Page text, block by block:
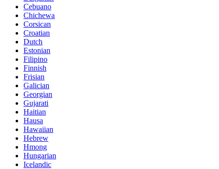
Cebuano
Chichewa
Corsican
Croatian
Dutch
Estonian
Filipino
Finnish
Frisian
Galician
Georgian
Gujarati
Haitian
Hausa
Hawaiian
Hebrew
Hmong
Hungarian
Icelandic